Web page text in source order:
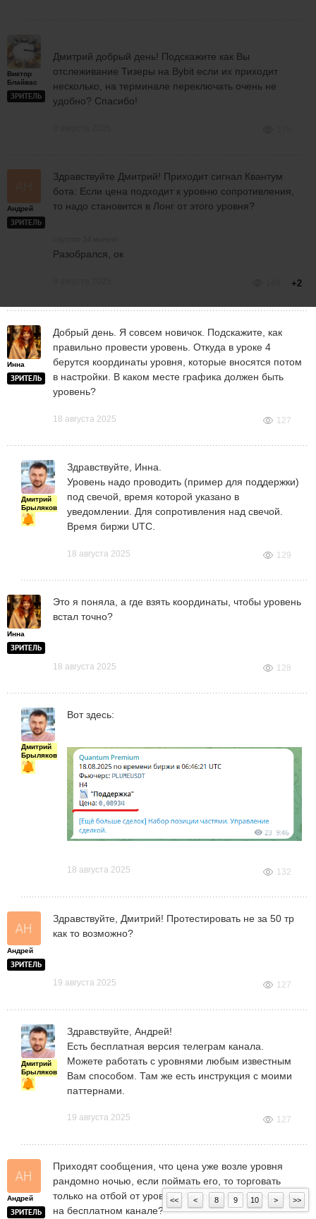
Виктор
Блайвас
ЗРИТЕЛЬ
Дмитрий добрый день! Подскажите как Вы
отслеживание Тизеры на Bybit если их приходит
несколько, на терминале переключать очень не
удобно? Спасибо!
Андрей
ЗРИТЕЛЬ
Здравствуйте Дмитрий! Приходит сигнал Квантум
бота: Если цена подходит к уровню сопротивления,
то надо становится в Лонг от этого уровня?
Разобрался, ок
+2
Инна
ЗРИТЕЛЬ
Добрый день. Я совсем новичок. Подскажите, как
правильно провести уровень. Откуда в уроке 4
берутся координаты уровня, которые вносятся потом
в настройки. В каком месте графика должен быть
уровень?
18 августа 2025 127
Дмитрий
Брыляков
Здравствуйте, Инна.
Уровень надо проводить (пример для поддержки)
под свечой, время которой указано в
уведомлении. Для сопротивления над свечой.
Время биржи UTC.
18 августа 2025 129
Инна
ЗРИТЕЛЬ
Это я поняла, а где взять координаты, чтобы уровень
встал точно?
18 августа 2025 128
Дмитрий
Брыляков
Вот здесь:
18 августа 2025 132
Андрей
ЗРИТЕЛЬ
Здравствуйте, Дмитрий! Протестировать не за 50 тр
как то возможно?
19 августа 2025 127
Дмитрий
Брыляков
Здравствуйте, Андрей!
Есть бесплатная версия телеграм канала.
Можете работать с уровнями любым известным
Вам способом. Там же есть инструкция с моими
паттернами.
19 августа 2025 127
Андрей
ЗРИТЕЛЬ
Приходят сообщения, что цена уже возле уровня
рандомно ночью, если поймать его, то торговать
только на отбой от уровня. Инструкция с паттернами
на бесплатном канале?
<< < 8 9 10 > >>